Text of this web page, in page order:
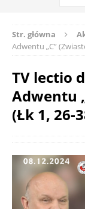
Str. główna
Adwentu „C”
TV lectio
Adwentu
(Łk 1, 26-